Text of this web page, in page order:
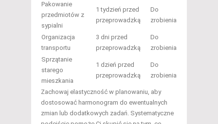
Pakowanie
przedmiotów z
sypialni
1 tydzień przed
przeprowadzką
Do
zrobienia
Organizacja
transportu
3 dni przed
przeprowadzką
Do
zrobienia
Sprzątanie
starego
mieszkania
1 dzień przed
przeprowadzką
Do
zrobienia
Zachowaj elastyczność w planowaniu, aby
dostosować harmonogram do ewentualnych
zmian lub dodatkowych zadań. Systematyczne